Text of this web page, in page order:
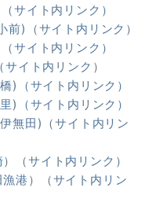
サイト内リンク）
)（サイト内リンク）
サイト内リンク）
イト内リンク）
（サイト内リンク）
（サイト内リンク）
無田)（サイト内リン
（サイト内リンク）
港）（サイト内リン